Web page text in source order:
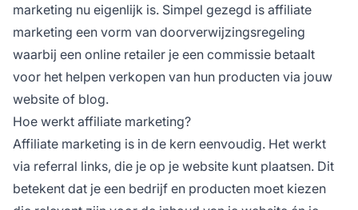
marketing nu eigenlijk is. Simpel gezegd is affiliate
marketing een vorm van doorverwijzingsregeling
waarbij een online retailer je een commissie betaalt
voor het helpen verkopen van hun producten via jouw
website of blog.
Hoe werkt affiliate marketing?
Affiliate marketing is in de kern eenvoudig. Het werkt
via referral links, die je op je website kunt plaatsen. Dit
betekent dat je een bedrijf en producten moet kiezen